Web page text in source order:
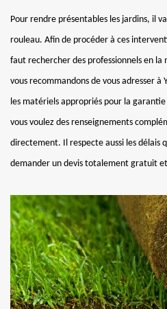
Pour rendre présentables les jardins, il
rouleau. Afin de procéder à ces
faut rechercher des professionnels en
vous recommandons de vous adresser à
les matériels appropriés pour la
vous voulez des renseignements
directement. Il respecte aussi les délais
demander un devis totalement gratuit